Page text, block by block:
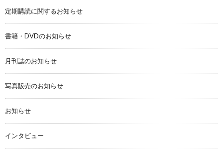
定期購読に関するお知らせ
書籍・DVDのお知らせ
月刊誌のお知らせ
写真販売のお知らせ
お知らせ
インタビュー